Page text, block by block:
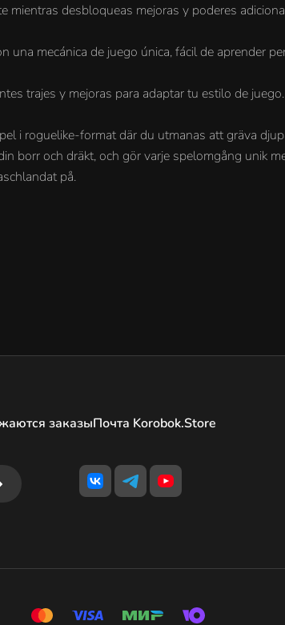
mientras desbloqueas mejoras y poderes
mecánica de juego única, fácil de aprender
trajes y mejoras para adaptar tu estilo de juego.
i roguelike-format där du utmanas att gräva
borr och dräkt, och gör varje spelomgång unik
på.
заказыПочта Korobok.Store